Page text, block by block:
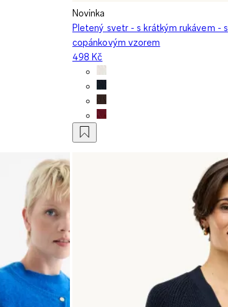
Novinka
Pletený svetr - s krátkým rukávem - s
copánkovým vzorem
498 Kč